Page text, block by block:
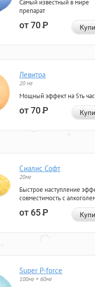
Самый известный в мире
препарат
от 70Р
Левитра
20 мг
Мощный эффект на 5ть
от 70Р
Сиалис Софт
20мг
Быстрое наступление
совместимость с
от 65Р
Super P-force
100мг + 60мг